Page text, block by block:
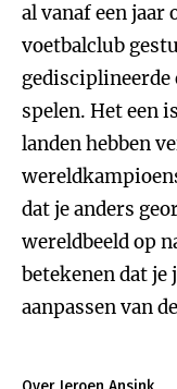
al vanaf een jaar
voetbalclub
spelen. Het een
landen hebben
dat je anders
wereldbeeld op
betekenen dat
aanpassen van